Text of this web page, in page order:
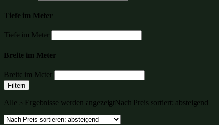
Tiefe im Meter
Tiefe im Meter
Breite im Meter
Breite im Meter
Filtern
Alle 3 Ergebnisse werden angezeigtNach Preis sortiert: absteigend